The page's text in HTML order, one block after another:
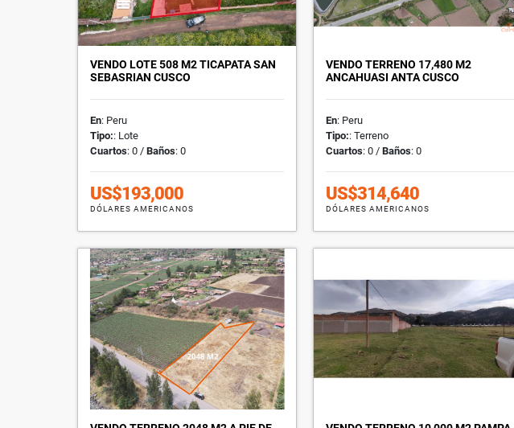
VENDO LOTE 508 M2 TICAPATA SAN
SEBASRIAN CUSCO
En: Peru
Tipo:: Lote
Cuartos: 0 / Baños: 0
US$193,000
DÓLARES AMERICANOS
VENDO TERRENO 17,480 M2
ANCAHUASI ANTA CUSCO
En: Peru
Tipo:: Terreno
Cuartos: 0 / Baños: 0
US$314,640
DÓLARES AMERICANOS